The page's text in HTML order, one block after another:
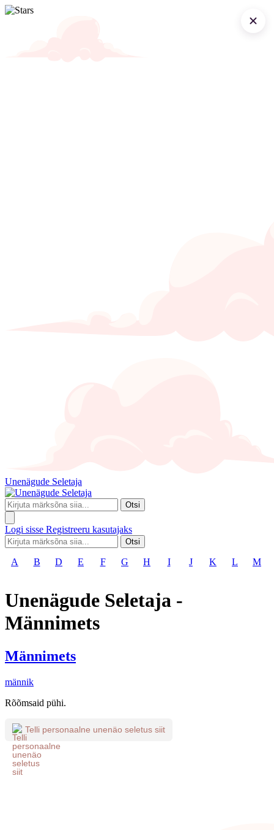
Unenägude Seletaja
Otsi
Logi sisse Registreeru kasutajaks
Otsi
A B D E F G H I J K L M
Unenägude Seletaja -
Männimets
Männimets
männik
Rõõmsaid pühi.
Telli personaalne unenäo seletus siit